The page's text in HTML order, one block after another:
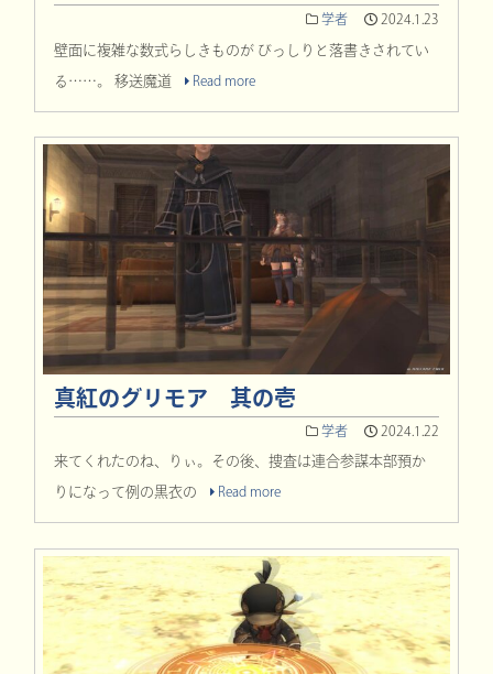
学者 2024.1.23
壁面に複雑な数式らしきものが びっしりと落書きされてい
る……。 移送魔道 Read more
真紅のグリモア 其の壱
学者 2024.1.22
来てくれたのね、りぃ。その後、捜査は連合参謀本部預か
りになって例の黒衣の Read more